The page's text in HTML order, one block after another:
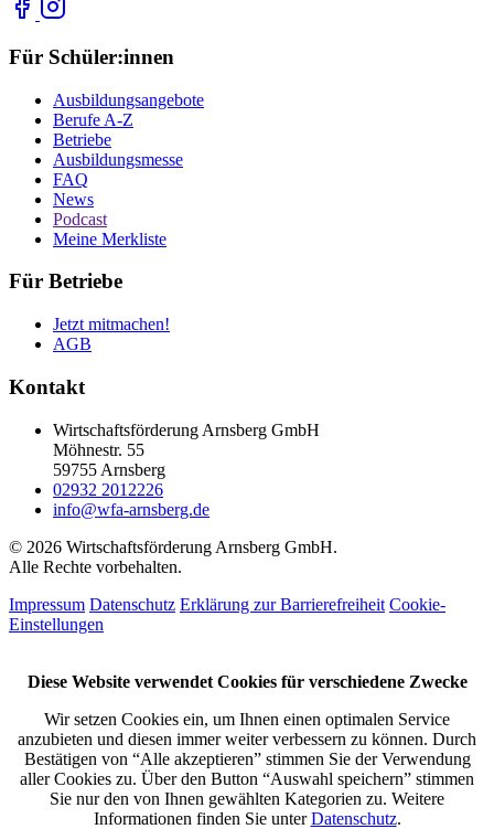
Für Schüler:innen
Ausbildungsangebote
Berufe A-Z
Betriebe
Ausbildungsmesse
FAQ
News
Podcast
Meine Merkliste
Für Betriebe
Jetzt mitmachen!
AGB
Kontakt
Wirtschaftsförderung Arnsberg GmbH
Möhnestr. 55
59755 Arnsberg
02932 2012226
info@wfa-arnsberg.de
© 2026 Wirtschaftsförderung Arnsberg GmbH.
Alle Rechte vorbehalten.
Impressum Datenschutz Erklärung zur Barrierefreiheit Cookie-
Einstellungen
Diese Website verwendet Cookies für verschiedene Zwecke
Wir setzen Cookies ein, um Ihnen einen optimalen Service
anzubieten und diesen immer weiter verbessern zu können. Durch
Bestätigen von “Alle akzeptieren” stimmen Sie der Verwendung
aller Cookies zu. Über den Button “Auswahl speichern” stimmen
Sie nur den von Ihnen gewählten Kategorien zu. Weitere
Informationen finden Sie unterDatenschutz.